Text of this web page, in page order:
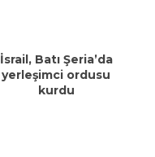
İsrail, Batı Şeria’da
yerleşimci ordusu
kurdu